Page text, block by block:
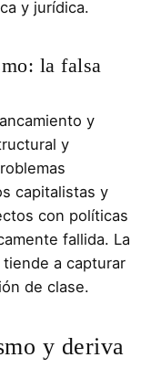
y jurídica.
la falsa
y
y
capitalistas y
con políticas
fallida. La
a capturar
de clase.
y deriva